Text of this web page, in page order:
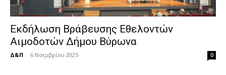
pornhun
pornΕκδήλωση Βράβευσης Εθελοντών
Αιμοδοτών Δήμου Βύρωνα
Δ&Π - 6 Νοεμβρίου 2025 0